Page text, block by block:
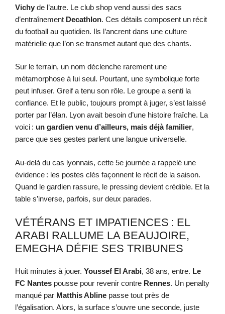
Vichy de l’autre. Le club shop vend aussi des sacs
d’entraînement Decathlon. Ces détails composent un récit
du football au quotidien. Ils l’ancrent dans une culture
matérielle que l’on se transmet autant que des chants.
Sur le terrain, un nom déclenche rarement une
métamorphose à lui seul. Pourtant, une symbolique forte
peut infuser. Greif a tenu son rôle. Le groupe a senti la
confiance. Et le public, toujours prompt à juger, s’est laissé
porter par l’élan. Lyon avait besoin d’une histoire fraîche. La
voici : un gardien venu d’ailleurs, mais déjà familier,
parce que ses gestes parlent une langue universelle.
Au-delà du cas lyonnais, cette 5e journée a rappelé une
évidence : les postes clés façonnent le récit de la saison.
Quand le gardien rassure, le pressing devient crédible. Et la
table s’inverse, parfois, sur deux parades.
VÉTÉRANS ET IMPATIENCES : EL
ARABI RALLUME LA BEAUJOIRE,
EMEGHA DÉFIE SES TRIBUNES
Huit minutes à jouer. Youssef El Arabi, 38 ans, entre. Le
FC Nantes pousse pour revenir contre Rennes. Un penalty
manqué par Matthis Abline passe tout près de
l’égalisation. Alors, la surface s’ouvre une seconde, juste